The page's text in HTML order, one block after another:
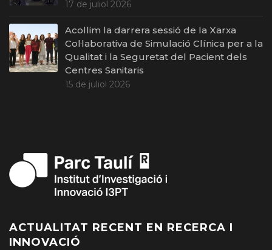
17 de juliol 2026
Acollim la darrera sessió de la Xarxa
Col·laborativa de Simulació Clínica per a la
Qualitat i la Seguretat del Pacient dels
Centres Sanitaris
15 de juliol 2026
ACTUALITAT RECENT EN RECERCA I
INNOVACIÓ